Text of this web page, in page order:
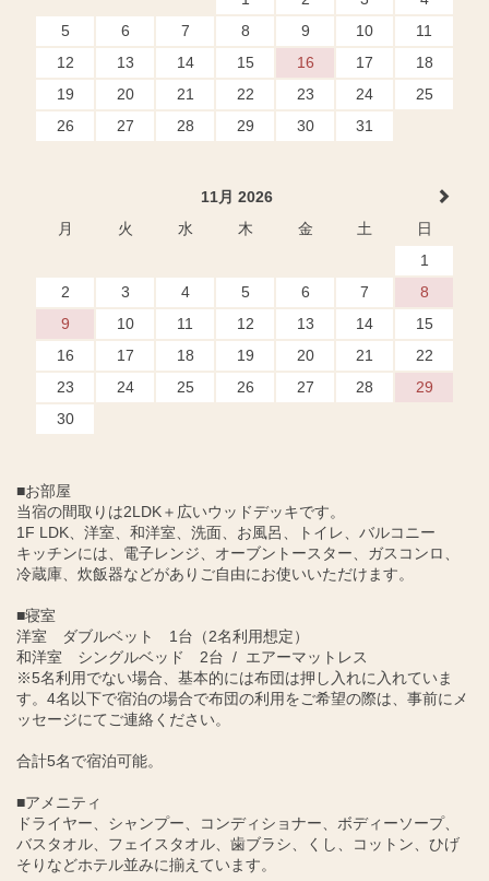
5
6 7 8 9 10
11
12
13 14 15 16 17
18
19
20 21 22 23 24
25
26
27 28 29 30 31
11月 2026
月
火 水 木 金 土
日
1
2
3 4 5 6 7
8
9
10 11 12 13 14
15
16
17 18 19 20 21
22
23
24 25 26 27 28
29
30
■お部屋
当宿の間取りは2LDK＋広いウッドデッキです。
1F LDK、洋室、和洋室、洗面、お風呂、トイレ、バルコニー
キッチンには、電子レンジ、オーブントースター、ガスコンロ、
冷蔵庫、炊飯器などがありご自由にお使いいただけます。
■寝室
洋室 ダブルベット 1台（2名利用想定）
和洋室 シングルベッド 2台 / エアーマットレス
※5名利用でない場合、基本的には布団は押し入れに入れていま
す。4名以下で宿泊の場合で布団の利用をご希望の際は、事前にメ
ッセージにてご連絡ください。
合計5名で宿泊可能。
■アメニティ
ドライヤー、シャンプー、コンディショナー、ボディーソープ、
バスタオル、フェイスタオル、歯ブラシ、くし、コットン、ひげ
そりなどホテル並みに揃えています。